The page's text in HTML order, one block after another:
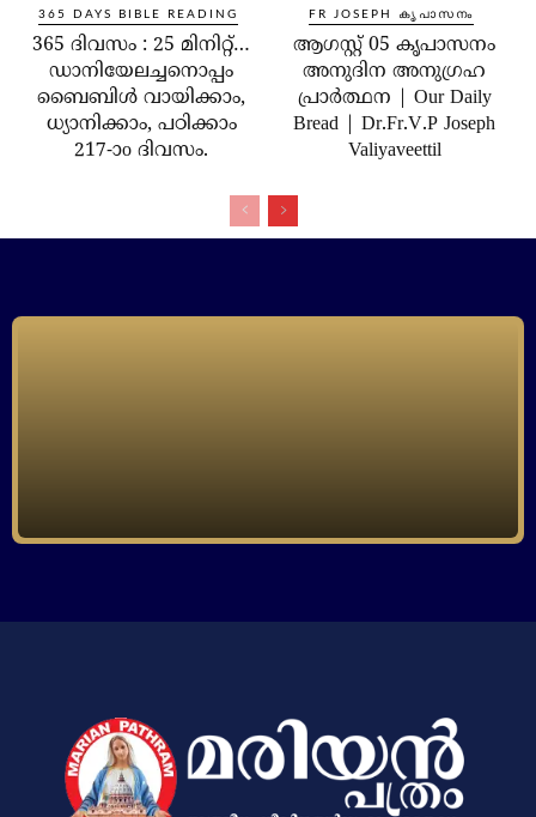
365 DAYS BIBLE READING
365 ദിവസം : 25 മിനിറ്റ്…
ഡാനിയേലച്ചനൊപ്പം
ബൈബിൾ വായിക്കാം,
ധ്യാനിക്കാം, പഠിക്കാം
217-ാo ദിവസം.
FR JOSEPH കൃപാസനം
ആഗസ്റ്റ് 05 കൃപാസനം
അനുദിന അനുഗ്രഹ
പ്രാർത്ഥന | Our Daily
Bread | Dr.Fr.V.P Joseph
Valiyaveettil